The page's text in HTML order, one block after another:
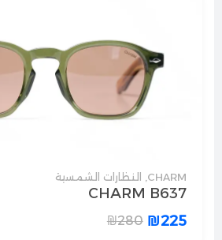
CHARM النظارات الشمسية
CHARM B637
₪280 ₪225